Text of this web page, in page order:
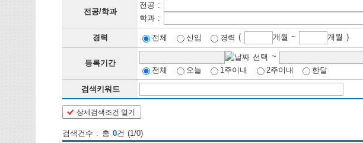
전공/학과
전공 :
학과 :
경력 전체 신입 경력 ( 개월 ~ 개월 )
등록기간
~
전체
오늘 1주이내 2주이내 한달
검색키워드
상세검색조건 열기
검색건수 : 총 0건 (1/0)